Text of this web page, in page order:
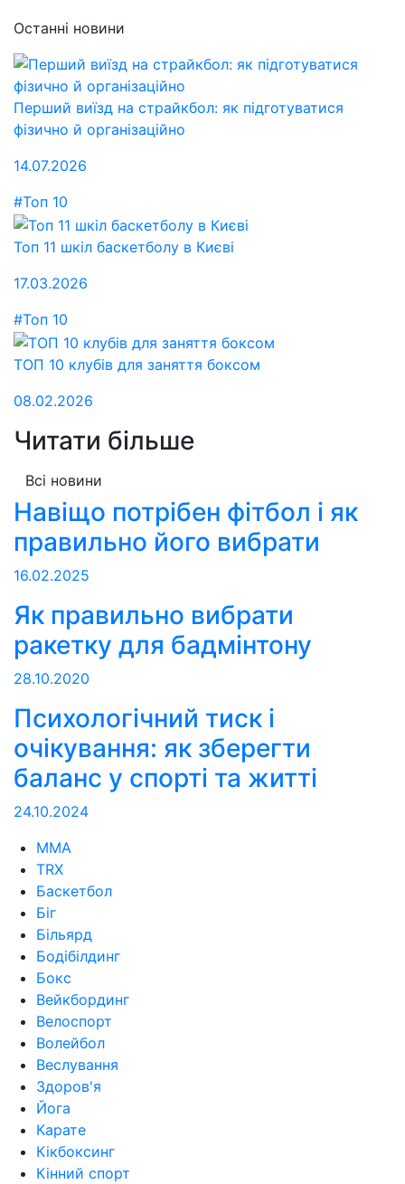
Останні новини
Перший виїзд на страйкбол: як підготуватися
фізично й організаційно
14.07.2026
#Топ 10
Топ 11 шкіл баскетболу в Києві
17.03.2026
#Топ 10
ТОП 10 клубів для заняття боксом
08.02.2026
Читати більше
Всі новини
Навіщо потрібен фітбол і як
правильно його вибрати
16.02.2025
Як правильно вибрати
ракетку для бадмінтону
28.10.2020
Психологічний тиск і
очікування: як зберегти
баланс у спорті та житті
24.10.2024
MMA
TRX
Баскетбол
Біг
Більярд
Бодібілдинг
Бокс
Вейкбординг
Велоспорт
Волейбол
Веслування
Здоров'я
Йога
Карате
Кікбоксинг
Кінний спорт